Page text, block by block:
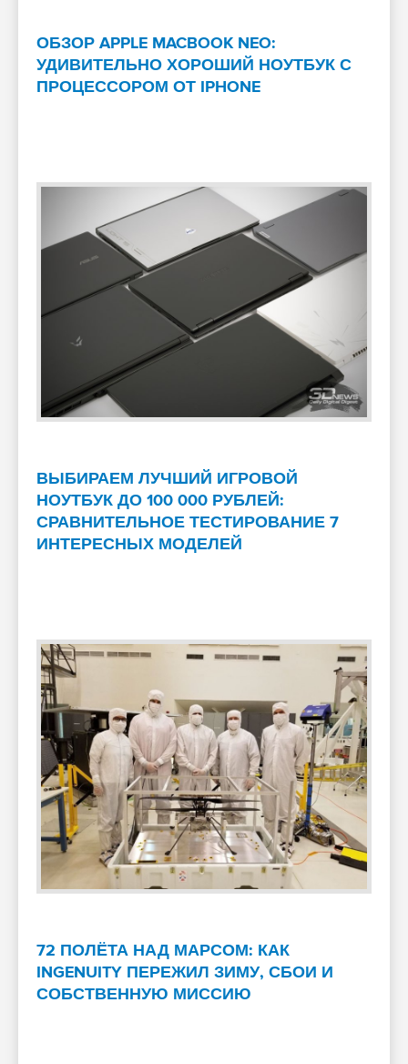
ОБЗОР APPLE MACBOOK NEO:
УДИВИТЕЛЬНО ХОРОШИЙ НОУТБУК С
ПРОЦЕССОРОМ ОТ IPHONE
ВЫБИРАЕМ ЛУЧШИЙ ИГРОВОЙ
НОУТБУК ДО 100 000 РУБЛЕЙ:
СРАВНИТЕЛЬНОЕ ТЕСТИРОВАНИЕ 7
ИНТЕРЕСНЫХ МОДЕЛЕЙ
72 ПОЛЁТА НАД МАРСОМ: КАК
INGENUITY ПЕРЕЖИЛ ЗИМУ, СБОИ И
СОБСТВЕННУЮ МИССИЮ